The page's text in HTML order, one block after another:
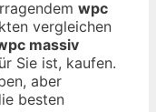
wpc
vergleichen
massiv
Sie ist, kaufen.
aber
besten